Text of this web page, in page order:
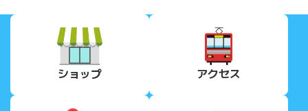
ショップ アクセス